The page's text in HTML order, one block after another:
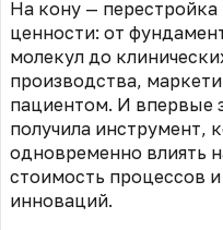
На кону — перестройка
ценности: от
молекул до
производства,
пациентом. И впервые
получила инструмент,
одновременно влиять
стоимость процессов
инноваций.